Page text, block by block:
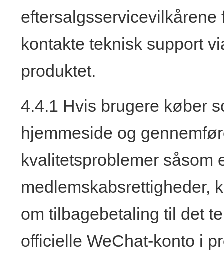
kontakte teknisk support
produktet.
4.4.1 Hvis brugere køber
hjemmeside og
kvalitetsproblemer såsom
medlemskabsrettigheder,
om tilbagebetaling til det
officielle WeChat-konto i